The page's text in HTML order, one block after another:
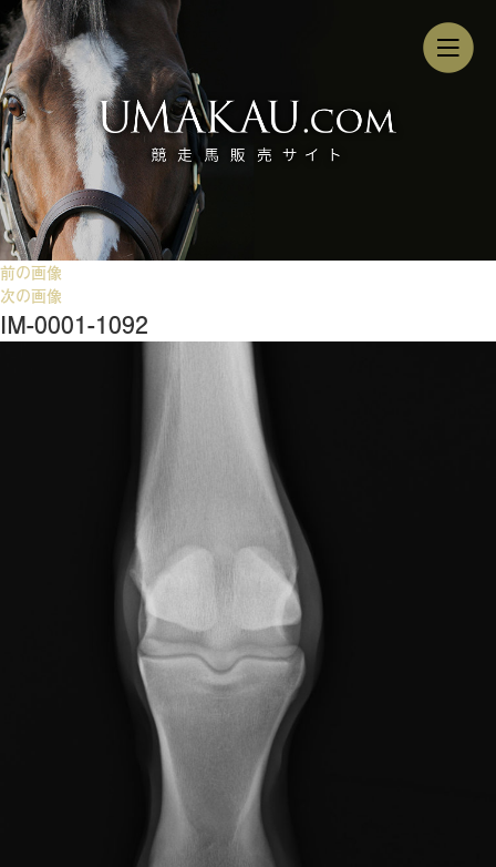
前の画像
次の画像
IM-0001-1092